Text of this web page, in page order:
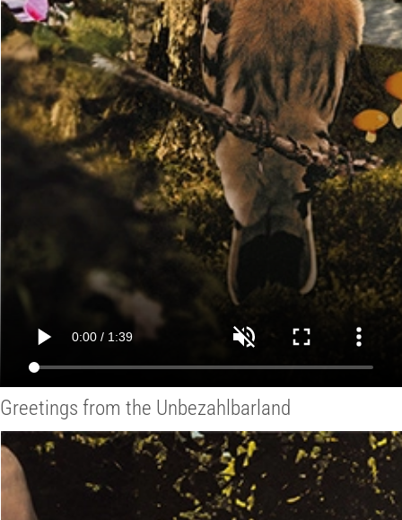
Greetings from the Unbezahlbarland